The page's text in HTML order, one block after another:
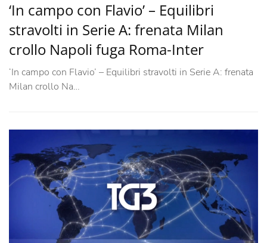
‘In campo con Flavio’ – Equilibri
stravolti in Serie A: frenata Milan
crollo Napoli fuga Roma-Inter
‘In campo con Flavio’ – Equilibri stravolti in Serie A: frenata
Milan crollo Na…